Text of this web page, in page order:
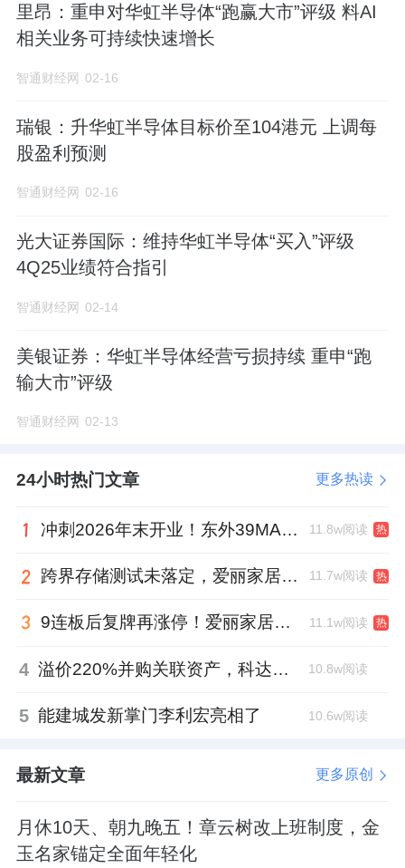
里昂：重申对华虹半导体“跑赢大市”评级 料AI
相关业务可持续快速增长
智通财经网 02-16
瑞银：升华虹半导体目标价至104港元 上调每
股盈利预测
智通财经网 02-16
光大证券国际：维持华虹半导体“买入”评级
4Q25业绩符合指引
智通财经网 02-14
美银证券：华虹半导体经营亏损持续 重申“跑
输大市”评级
智通财经网 02-13
24小时热门文章 更多热读
冲刺2026年末开业！东外39MALL全球招商启幕，重构东直门商圈格局 11.8w阅读 热
跨界存储测试未落定，爱丽家居复牌前自揭多重风险 11.7w阅读 热
9连板后复牌再涨停！爱丽家居市盈率318倍，跨界收购案尚未落地 11.1w阅读 热
4 溢价220%并购关联资产，科达制造近75亿元重组被否 10.8w阅读
5 能建城发新掌门李利宏亮相了 10.6w阅读
最新文章 更多原创
月休10天、朝九晚五！章云树改上班制度，金
玉名家锚定全面年轻化